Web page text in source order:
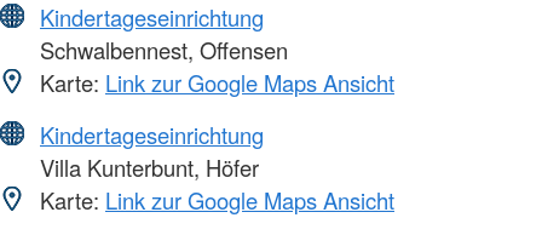
Kindertageseinrichtung
Schwalbennest, Offensen
Karte: Link zur Google Maps Ansicht
Kindertageseinrichtung
Villa Kunterbunt, Höfer
Karte: Link zur Google Maps Ansicht